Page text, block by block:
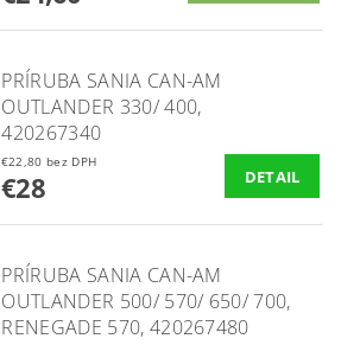
PRÍRUBA SANIA CAN-AM
OUTLANDER 330/ 400,
420267340
€22,80 bez DPH
€28 DETAIL
PRÍRUBA SANIA CAN-AM
OUTLANDER 500/ 570/ 650/ 700,
RENEGADE 570, 420267480